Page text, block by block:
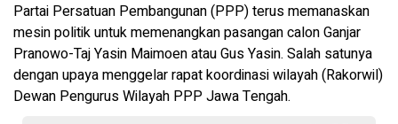
Partai Persatuan Pembangunan (PPP) terus memanaskan
mesin politik untuk memenangkan pasangan calon Ganjar
Pranowo-Taj Yasin Maimoen atau Gus Yasin. Salah satunya
dengan upaya menggelar rapat koordinasi wilayah (Rakorwil)
Dewan Pengurus Wilayah PPP Jawa Tengah.